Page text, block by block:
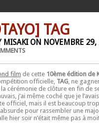
TAG
MISAKI ON NOVEMBRE
film de cette 10ème édition de
officielle, TAG, ne
cérémonie de clôture en fin de
j’ai même coché que je
officiel, mais il est beaucoup
pour rassembler une
hier soir n’était même pas à